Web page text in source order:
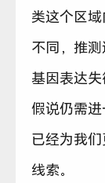
类这个区
不同，推
基因表达
假说仍需
已经为我
线索。